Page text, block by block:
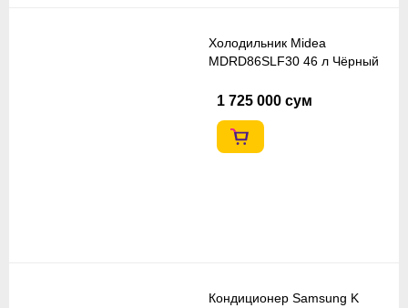
Холодильник Midea
MDRD86SLF30 46 л Чёрный
1 725 000 сум
Кондиционер Samsung K